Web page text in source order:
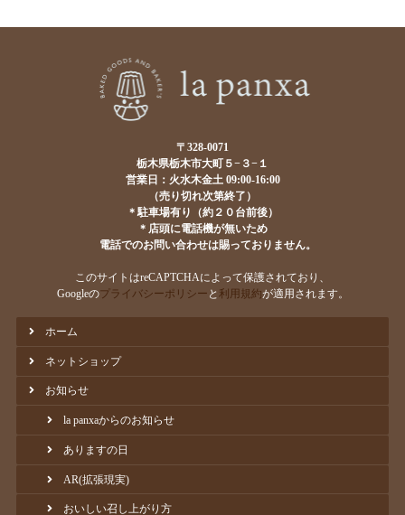
〒328-0071
栃木県栃木市大町５−３−１
営業日：火水木金土 09:00-16:00
（売り切れ次第終了）
＊駐車場有り（約２０台前後）
＊店頭に電話機が無いため
電話でのお問い合わせは賜っておりません。
このサイトはreCAPTCHAによって保護されており、
Googleのプライバシーポリシー と 利用規約が適用されます。
ホーム
ネットショップ
お知らせ
la panxaからのお知らせ
ありますの日
AR(拡張現実)
おいしい召し上がり方